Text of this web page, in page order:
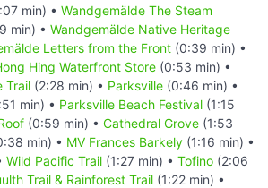
min) • Wandgemälde The Steam
min) • Wandgemälde Native Heritage
Letters from the Front (0:39 min) •
Hing Waterfront Store (0:53 min) •
Trail (2:28 min) • Parksville (0:46 min) •
min) • Parksville Beach Festival (1:15
(0:59 min) • Cathedral Grove (1:53
min) • MV Frances Barkely (1:16 min) •
Wild Pacific Trail (1:27 min) • Tofino (2:06
Trail & Rainforest Trail (1:22 min) •